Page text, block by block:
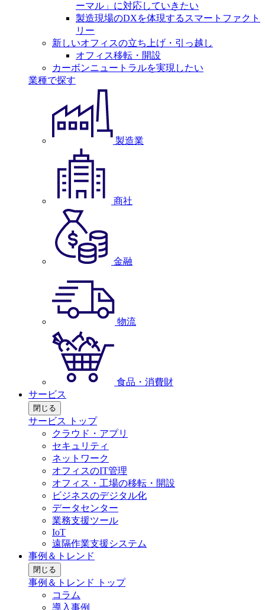
ーマル」に対応していきたい
製造現場のDXを体現するスマートファクト
リー
新しいオフィスの立ち上げ・引っ越し
オフィス移転・開設
カーボンニュートラルを実現したい
業種で探す
製造業
商社
金融
物流
食品・消費財
サービス
閉じる
サービス トップ
クラウド・アプリ
セキュリティ
ネットワーク
オフィスのIT管理
オフィス・工場の移転・開設
ビジネスのデジタル化
データセンター
業務支援ツール
IoT
遠隔作業支援システム
事例＆トレンド
閉じる
事例＆トレンド トップ
コラム
導入事例